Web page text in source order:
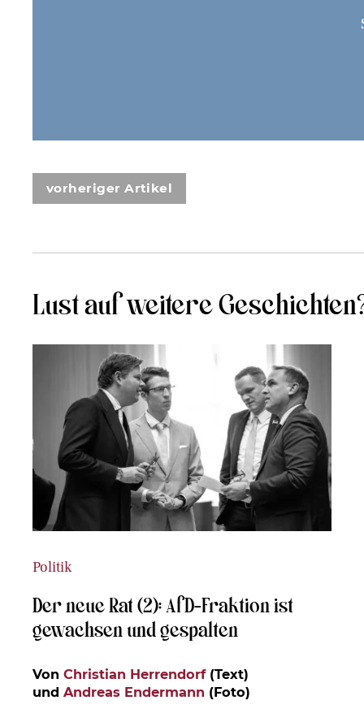
vorheriger Artikel
Lust auf weitere
Politik
Der neue Rat (2): AfD-Fraktion ist
gewachsen und gespalten
Von Christian Herrendorf(Text)
und Andreas Endermann (Foto)